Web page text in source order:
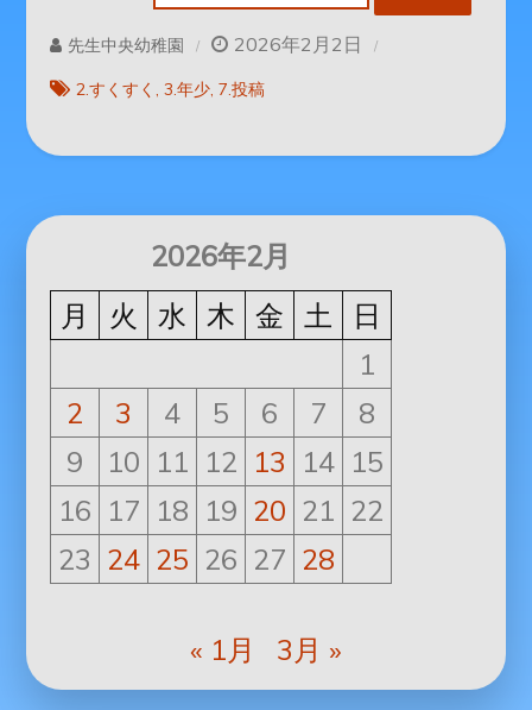
先生中央幼稚園 2026年2月2日
2.すくすく 3.年少 7.投稿
2026年2月
月
火 水 木 金 土
日
1
2
3 4 5 6 7
8
9
10 11 12 13 14 15
16 17 18 19 20 21 22
23 24 25 26 27 28
« 1月 3月 »